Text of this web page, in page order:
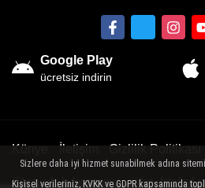
Google Play
ücretsiz indirin
Künye İletişim Gizlilik Politikası
Sitemizde bulunan yazı , video, fotoğraf
Sizlere daha iyi hizmet sunabilmek adına
Kişisel verileriniz, KVKK ve GDPR kapsamında